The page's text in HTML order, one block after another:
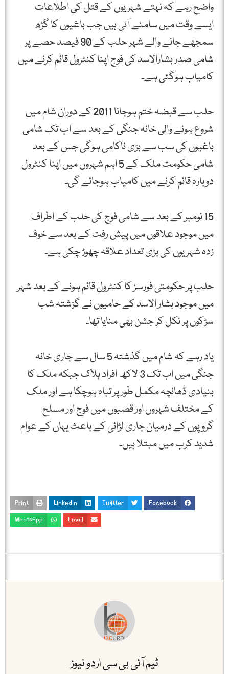
واضح رہے کہ نہتے شہریوں کے قتل کی اطلاعات
ایسے وقت میں سامنے آئی ہیں جب باغیوں کا گڑھ
سمجھے جانے والے شہر حلب کے 90 فیصد حصے پر
شامی صدر بشارالاسد کی فوج اپنا کنٹرول قائم کرنے میں
کامیاب ہوگئی ہے۔
حلب سے قبضہ ختم ہوجانا 2011 کے دوران شام میں
شروع ہونے والی خانہ جنگی کے بعد سے اب تک شامی
باغیوں کی سب سے بڑی ناکامی ہوگی جس کے بعد
شامی حکومت ملک کے 5 اہم شہروں میں اپنا کنٹرول
دوبارہ قائم کرنے میں کامیاب ہوجائے گی۔
15 نومبر کے بعد سے شامی فوج کی حلب کے اطراف
میں موجود علاقوں میں پیش رفت کے بعد سے خوف
زدہ شہریوں کی بڑی تعداد علاقہ چھوڑ چکی ہے۔
حلب پر حکومتی فورسز کا کنٹرول قائم ہونے کے بعد شہر
میں موجود بشار الاسد کے حامیوں نے گزشتہ شب
سڑکوں پر نکل کر جشن بھی منایا تھا۔
یاد رہے کہ شام میں گذشتہ 5 سال سے جاری خانہ
جنگی میں اب تک 3 لاکھ افراد ہلاک جبکہ ملک کا
بنیادی ڈھانچہ مکمل طور پر تباہ ہوچکا ہے اور ملک
کے مختلف شہروں اور قصبوں میں فوج اور مسلح
گروپوں کے درمیان جاری لڑائی کے باعث یہاں کے عوام
شدید کرب میں مبتلا ہیں۔
Facebook
Twitter
LinkedIn
Print
Email
WhatsApp
ٹیم آئی بی سی اردو نیوز